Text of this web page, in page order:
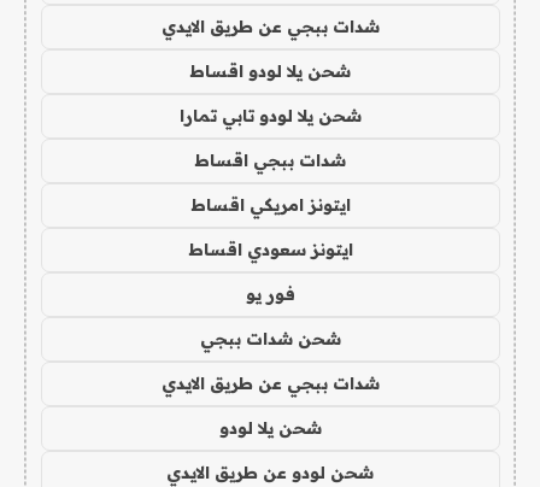
شدات ببجي عن طريق الايدي
شحن يلا لودو اقساط
شحن يلا لودو تابي تمارا
شدات ببجي اقساط
ايتونز امريكي اقساط
ايتونز سعودي اقساط
فور يو
شحن شدات ببجي
شدات ببجي عن طريق الايدي
شحن يلا لودو
شحن لودو عن طريق الايدي